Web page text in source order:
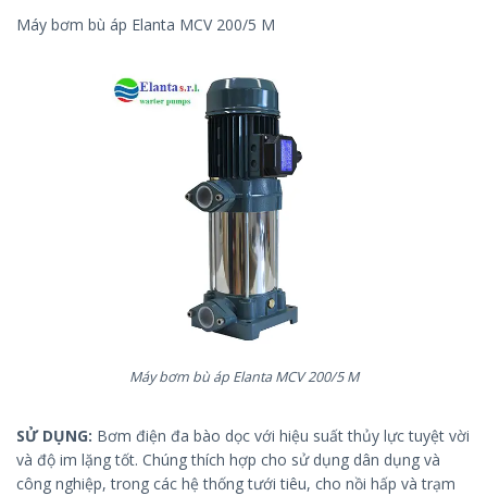
Máy bơm bù áp Elanta MCV 200/5 M
Máy bơm bù áp Elanta MCV 200/5 M
SỬ DỤNG: Bơm điện đa bào dọc với hiệu suất thủy lực tuyệt vời
và độ im lặng tốt. Chúng thích hợp cho sử dụng dân dụng và
công nghiệp, trong các hệ thống tưới tiêu, cho nồi hấp và trạm